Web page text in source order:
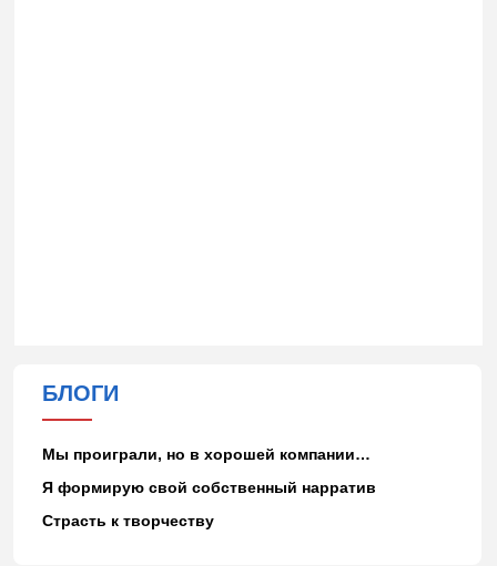
БЛОГИ
Мы проиграли, но в хорошей компании…
Я формирую свой собственный нарратив
Страсть к творчеству